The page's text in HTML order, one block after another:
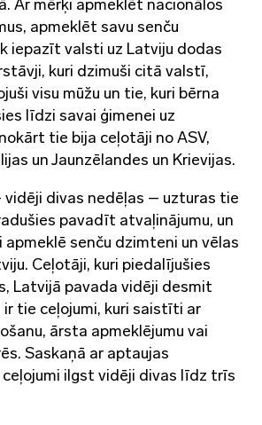
Ar mērķi apmeklēt nacionālos
apmeklēt savu senču
iepazīt valsti uz Latviju dodas
kuri dzimuši citā valstī,
visu mūžu un tie, kuri bērna
līdzi savai ģimenei uz
tie bija ceļotāji no ASV,
un Jaunzēlandes un Krievijas.
divas nedēļas – uzturas tie
pavadīt atvaļinājumu, un
senču dzimteni un vēlas
Ceļotāji, kuri piedalījušies
Latvijā pavada vidēji desmit
ir tie ceļojumi, kuri saistīti ar
ārsta apmeklējumu vai
Saskaņā ar aptaujas
ilgst vidēji divas līdz trīs